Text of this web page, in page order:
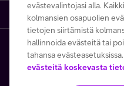
Kodin laajakaista
Prepaid-liittymät
Samsung S26
Viaplay
Tilauksen peruuttaminen
Opi ja inspiroidu
Nopeustesti (speed test)
Asiakaspalvelun
Asioi kirjautuneena
Etsi Telia Kauppa
Telia Finland
Telia yrityksenä
Medialle
Copyright Telia
evästevalintojasi alla.
kolmansien osapuolien
tietojen siirtämistä
hallinnoida evästeitä tai
tahansa
evästeitä koskevasta